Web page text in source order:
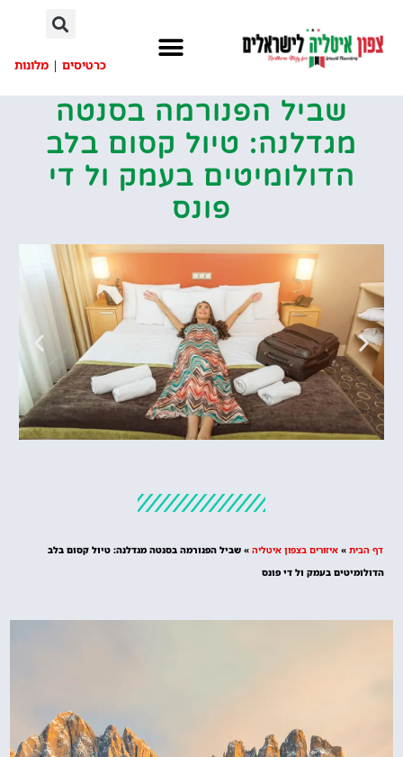
כרטיסים | מלונות
שביל הפנורמה בסנטה
מגדלנה: טיול קסום בלב
הדולומיטים בעמק ול די
פונס
מציאת מלון
לחצו
דף הבית » איזורים בצפון איטליה » שביל הפנורמה בסנטה מגדלנה: טיול קסום בלב
הדולומיטים בעמק ול די פונס